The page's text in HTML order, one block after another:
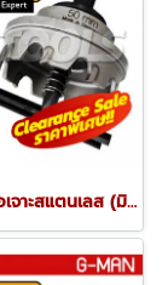
GM16 โฮลซอเจาะสแตนเลส (มิล) G-MAN